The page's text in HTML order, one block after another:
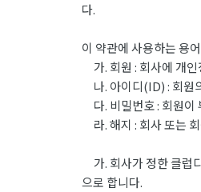
다.
이 약관에 사용하는 용
가. 회원 : 회사에 개
나. 아이디(ID) : 회원
다. 비밀번호 : 회원이
라. 해지 : 회사 또는
가. 회사가 정한 클럽
으로 합니다.